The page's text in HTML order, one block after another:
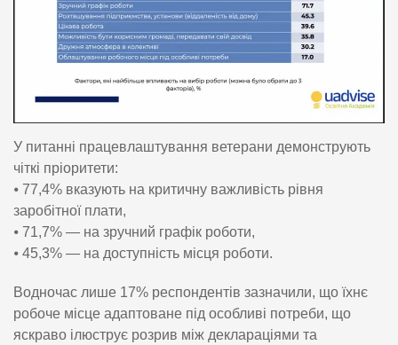
У питанні працевлаштування ветерани демонструють
чіткі пріоритети:
⦁ 77,4% вказують на критичну важливість рівня
заробітної плати,
⦁ 71,7% — на зручний графік роботи,
⦁ 45,3% — на доступність місця роботи.
Водночас лише 17% респондентів зазначили, що їхнє
робоче місце адаптоване під особливі потреби, що
яскраво ілюструє розрив між деклараціями та